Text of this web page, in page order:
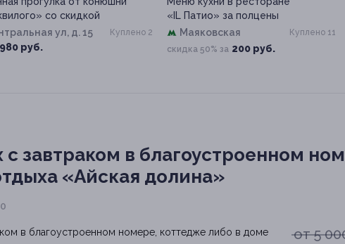
со скидкой
ул, д. 15
руб.
Куплено 2
«IL Патио» за полцены
Маяковская
скидка 50% за 200 руб.
Куплено 11
с завтраком в благоустроенном
«Айская долина»
от 5